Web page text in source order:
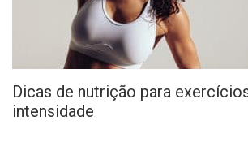
Dicas de nutrição para
intensidade